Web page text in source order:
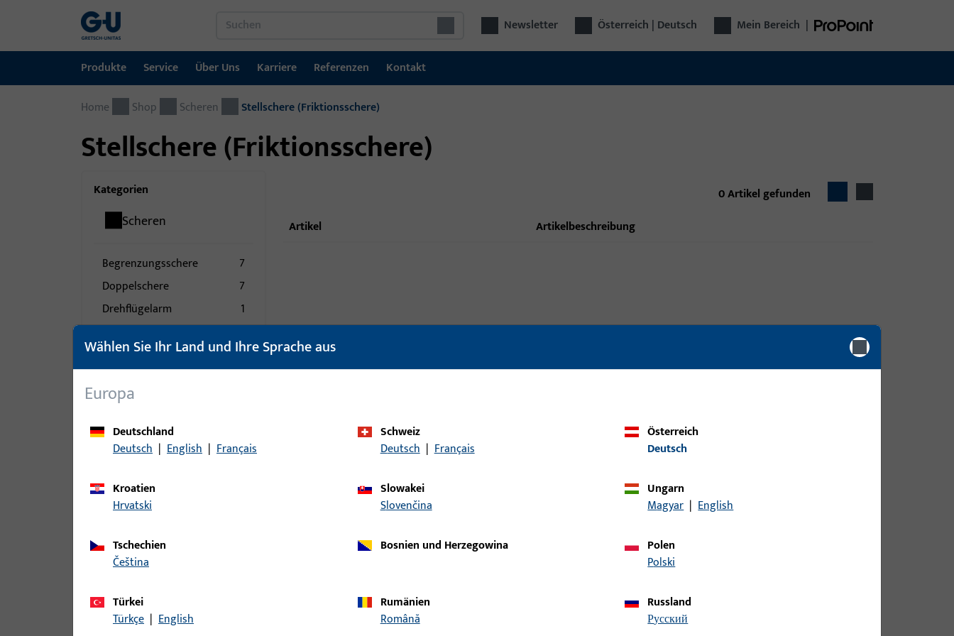
Newsletter Österreich | Deutsch Mein Bereich |
Produkte
Produkte
Fenstertechnik
Automatische Eingangsysteme
Montagematerial
Service
Service
Downloadportal
Über Uns
Über Uns
GU-Gruppe weltweit
Karriere
Karriere
Jobportal
Referenzen
Referenzen
Kontakt
Kontakt
Home Shop Scheren Stellschere (Friktionsschere)
Stellschere (Friktionsschere)
Kategorien
Scheren
Begrenzungsschere
7
Doppelschere
7
Drehflügelarm
1
Einzelteil
1
Fangschere
Kippdrehschere
Kippschere
43
PSK Schere
Rastschere
Rundbogenschere
Scherenarm
Senkklappschere
Sets
Artikel gefunden
Artikel
Artikelbeschreibung
Wählen Sie Ihr Land und Ihre Sprache aus
Europa
Deutschland
Deutsch | English | Français
Schweiz
Deutsch | Français
Österreich
Deutsch
Kroatien
Hrvatski
Slowakei
Slovenčina
Ungarn
Magyar | English
Tschechien
čeština
Bosnien und Herzegowina
Polen
Polski
Türkei
Türkçe | English
Rumänien
Română
Russland
русский